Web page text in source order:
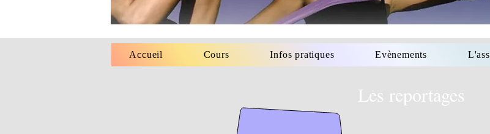
Les reportages
Accueil Cours Infos pratiques Evènements